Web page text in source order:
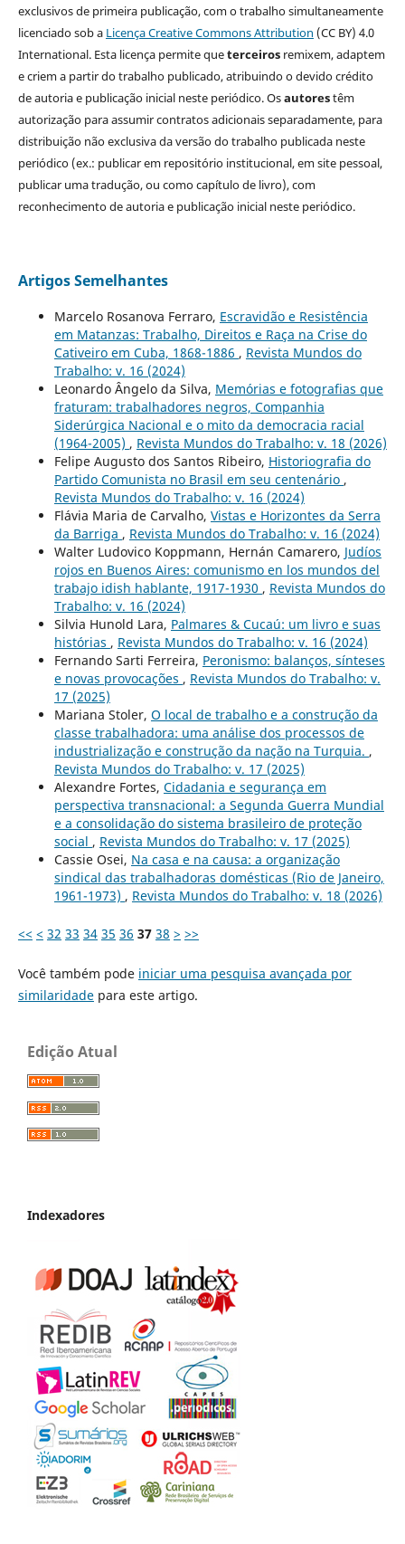
exclusivos de primeira publicação, com o trabalho simultaneamente
licenciado sob a Licença Creative Commons Attribution (CC BY) 4.0
International. Esta licença permite queterceirosremixem, adaptem
e criem a partir do trabalho publicado, atribuindo o devido crédito
de autoria e publicação inicial neste periódico. Osautorestêm
autorização para assumir contratos adicionais separadamente, para
distribuição não exclusiva da versão do trabalho publicada neste
periódico (ex.: publicar em repositório institucional, em site pessoal,
publicar uma tradução, ou como capítulo de livro), com
reconhecimento de autoria e publicação inicial neste periódico.
Artigos Semelhantes
Marcelo Rosanova Ferraro, Escravidão e Resistência
em Matanzas: Trabalho, Direitos e Raça na Crise do
Cativeiro em Cuba, 1868-1886 , Revista Mundos do
Trabalho: v. 16 (2024)
Leonardo Ângelo da Silva, Memórias e fotografias que
fraturam: trabalhadores negros, Companhia
Siderúrgica Nacional e o mito da democracia racial
(1964-2005) , Revista Mundos do Trabalho: v. 18 (2026)
Felipe Augusto dos Santos Ribeiro, Historiografia do
Partido Comunista no Brasil em seu centenário ,
Revista Mundos do Trabalho: v. 16 (2024)
Flávia Maria de Carvalho, Vistas e Horizontes da Serra
da Barriga , Revista Mundos do Trabalho: v. 16 (2024)
Walter Ludovico Koppmann, Hernán Camarero, Judíos
rojos en Buenos Aires: comunismo en los mundos del
trabajo idish hablante, 1917-1930 , Revista Mundos do
Trabalho: v. 16 (2024)
Silvia Hunold Lara, Palmares & Cucaú: um livro e suas
histórias , Revista Mundos do Trabalho: v. 16 (2024)
Fernando Sarti Ferreira, Peronismo: balanços, sínteses
e novas provocações , Revista Mundos do Trabalho: v.
17 (2025)
Mariana Stoler, O local de trabalho e a construção da
classe trabalhadora: uma análise dos processos de
industrialização e construção da nação na Turquia. ,
Revista Mundos do Trabalho: v. 17 (2025)
Alexandre Fortes, Cidadania e segurança em
perspectiva transnacional: a Segunda Guerra Mundial
e a consolidação do sistema brasileiro de proteção
social , Revista Mundos do Trabalho: v. 17 (2025)
Cassie Osei, Na casa e na causa: a organização
sindical das trabalhadoras domésticas (Rio de Janeiro,
1961-1973) , Revista Mundos do Trabalho: v. 18 (2026)
<< < 32 33 34 35 36 37 38 > >>
Você também pode iniciar uma pesquisa avançada por
similaridadepara este artigo.
Edição Atual
Indexadores